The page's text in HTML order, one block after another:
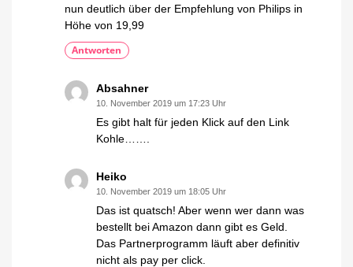
nun deutlich über der Empfehlung von Philips in
Höhe von 19,99
Antworten
Absahner
10. November 2019 um 17:23 Uhr
Es gibt halt für jeden Klick auf den Link
Kohle…….
Heiko
10. November 2019 um 18:05 Uhr
Das ist quatsch! Aber wenn wer dann was
bestellt bei Amazon dann gibt es Geld.
Das Partnerprogramm läuft aber definitiv
nicht als pay per click.